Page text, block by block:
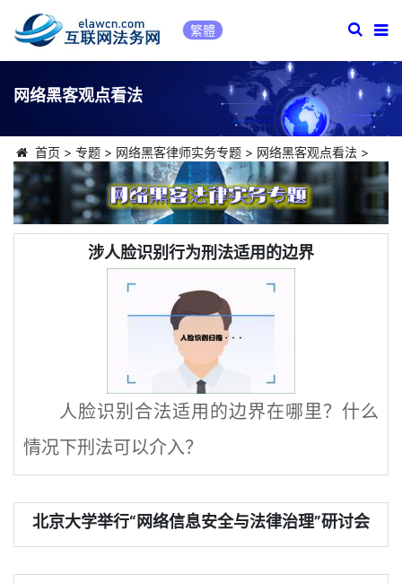
繁體
网络黑客观点看法
首页 > 专题> 网络黑客律师实务专题> 网络黑客观点看法>
涉人脸识别行为刑法适用的边界
人脸识别合法适用的边界在哪里？什么
情况下刑法可以介入？
北京大学举行“网络信息安全与法律治理”研讨会